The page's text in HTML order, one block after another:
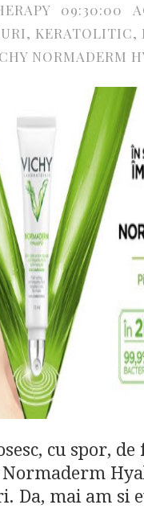
09:30:00
, KERATOLITIC,
NORMADERM
cu spor, de
Normaderm
Da, mai am si